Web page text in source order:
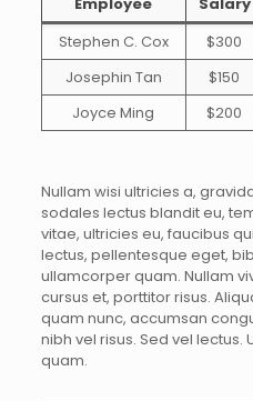
Stephen C. Cox
$300
Josephin Tan
$150
Joyce Ming
$200
Nullam wisi ultricies a,
sodales lectus blandit eu,
vitae, ultricies eu, faucibus
lectus, pellentesque eget,
ullamcorper quam. Nullam
cursus et, porttitor risus.
quam nunc, accumsan
nibh vel risus. Sed vel lectus.
quam.